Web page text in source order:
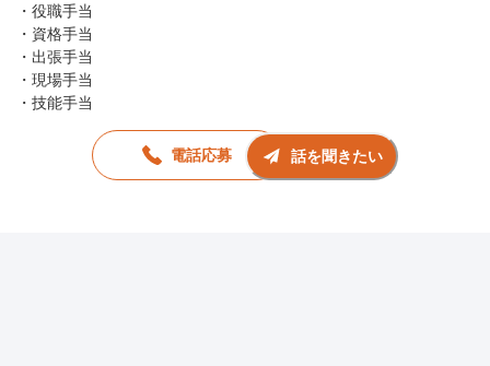
・役職手当
・資格手当
・出張手当
・現場手当
・技能手当
電話応募 話を聞きたい